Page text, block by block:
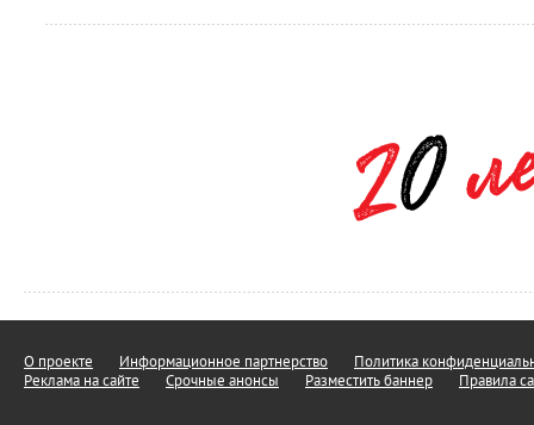
О проекте Информационное партнерство
Политика
Реклама на сайте
Срочные анонсы Разместить баннер Правила